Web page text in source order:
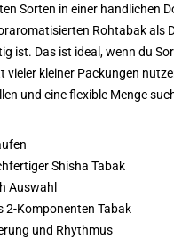
Sorten in einer handlichen
Rohtabak als
ist. Das ist ideal, wenn du
vieler kleiner Packungen
und eine flexible Menge
Shisha Tabak
Auswahl
Komponenten Tabak
und Rhythmus